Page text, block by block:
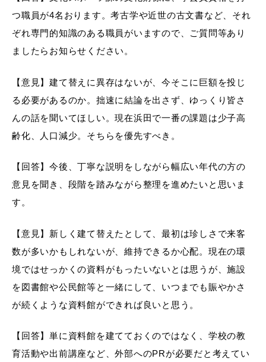
ダウンロード
電子申請
移住・出会い応援（はまだ暮らし）
つ職員が4名おります。考古学や近世の古文書など、それ
ぞれ専門的知識のある職員がいますので、ご質問等あり
ましたらお知らせください。
【意見】建て替えに異存はないが、今そこに巨額を投じ
る必要があるのか。拙速に結論を出さず、ゆっくり皆さ
んの話を聞いてほしい。現在浜田で一番の課題は少子高
齢化、人口減少。そちらを優先すべき。
【回答】今後、丁寧な説明をしながら幅広い年代の方の
意見を聞き、段階を踏みながら整理を進めたいと思いま
す。
【意見】新しく建て替えたとして、最初は珍しさで来客
数が多いかもしれないが、維持できるか心配。現在の環
境ではせっかくの資料がもったいないとは思うが、施設
を図書館や公民館等と一緒にして、いつまでも賑やかさ
が続くような資料館ができれば良いと思う。
【回答】単に資料館を建てておくのではなく、学校の教
育活動や出前講座など、外部へのPRが必要だと考えてい